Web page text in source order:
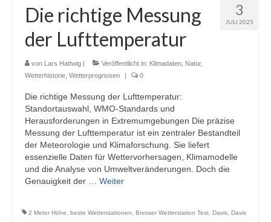
3
JULI 2025
Die richtige Messung
der Lufttemperatur
von Lars Hattwig | Veröffentlicht in: Klimadaten Natur,
Wetterhistorie Wetterprognosen | 0
Die richtige Messung der Lufttemperatur:
Standortauswahl, WMO-Standards und
Herausforderungen in Extremumgebungen Die präzise
Messung der Lufttemperatur ist ein zentraler Bestandteil
der Meteorologie und Klimaforschung. Sie liefert
essenzielle Daten für Wettervorhersagen, Klimamodelle
und die Analyse von Umweltveränderungen. Doch die
Genauigkeit der … Weiter
2 Meter Höhe beste Wetterstationen Bresser Wetterstation Test Davis Davis